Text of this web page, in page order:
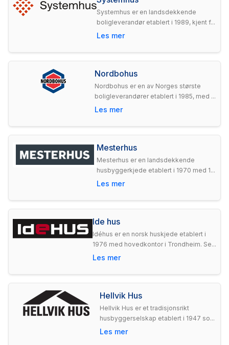
Systemhus er en landsdekkende
boligleverandør etablert i 1989, kjent f...
Les mer
Nordbohus
Nordbohus er en av Norges største
boligleverandører etablert i 1985, med ...
Les mer
Mesterhus
Mesterhus er en landsdekkende
husbyggerkjede etablert i 1970 med 1...
Les mer
Ide hus
Idéhus er en norsk huskjede etablert i
1976 med hovedkontor i Trondheim. Se...
Les mer
Hellvik Hus
Hellvik Hus er et tradisjonsrikt
husbyggerselskap etablert i 1947 so...
Les mer